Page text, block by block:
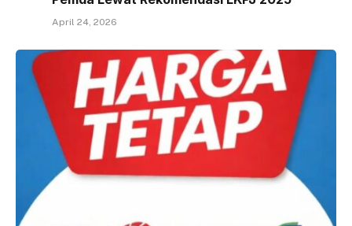
April 24, 2026